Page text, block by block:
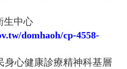
生中心
domhaoh/cp-4558-
身心健康診療精神科基層